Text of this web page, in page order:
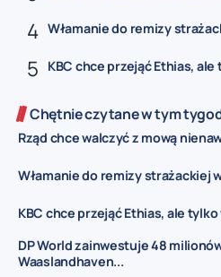
Włamanie do remizy
KBC chce przejąć Ethias, ale
Chętnie czytane w tym
Rząd chce walczyć z mową
Włamanie do remizy strażackiej
KBC chce przejąć Ethias, ale tylko
DP World zainwestuje 48
Waaslandhaven...